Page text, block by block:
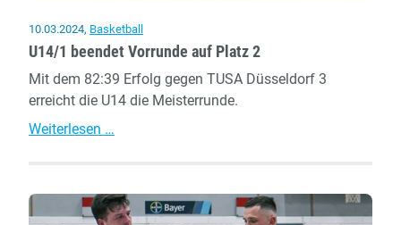
10.03.2024, Basketball
U14/1 beendet Vorrunde auf Platz 2
Mit dem 82:39 Erfolg gegen TUSA Düsseldorf 3
erreicht die U14 die Meisterrunde.
Weiterlesen …
auf
Platz